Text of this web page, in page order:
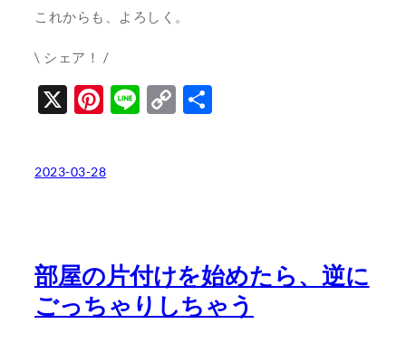
これからも、よろしく。
\ シェア！ /
X Pinterest
LineCopy
2023-03-28
部屋の片付けを始めたら、逆に
ごっちゃりしちゃう